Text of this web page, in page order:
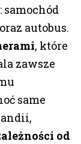
autobus.
, które
zawsze
same
od